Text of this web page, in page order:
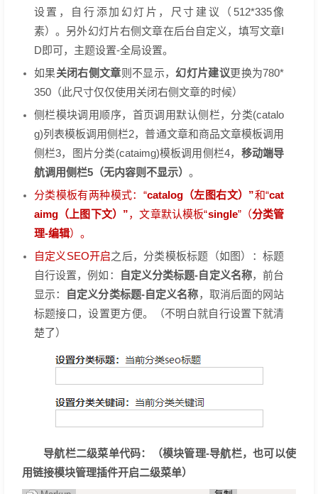
设置，自行添加幻灯片，尺寸建议（512*335像
素）。另外幻灯片右侧文章在后台自定义，填写文章I
D即可，主题设置-全局设置。
如果关闭右侧文章则不显示，幻灯片建议更换为780*
350（此尺寸仅仅使用关闭右侧文章的时候）
侧栏模块调用顺序，首页调用默认侧栏，分类(catalo
g)列表模板调用侧栏2，普通文章和商品文章模板调用
侧栏3，图片分类(cataimg)模板调用侧栏4， 移动端导
航调用侧栏5（无内容则不显示） 。
分类模板有两种模式：“catalog（左图右文）”和“cat
aimg（上图下文）”，文章默认模板“single”（分类管
理-编辑）。
自定义SEO开启之后，分类模板标题（如图）：标题
自行设置，例如：
自定义分类标题-自定义名称，前台
显示：
自定义分类标题-自定义名称，取消后面的网站
标题接口，设置更方便。（不明白就自行设置下就清
楚了）
导航栏二级菜单代码：（模块管理-导航栏，也可以使
用链接模块管理插件开启二级菜单）